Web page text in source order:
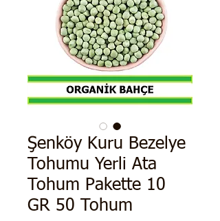
Şenköy Kuru Bezelye
Tohumu Yerli Ata
Tohum Pakette 10
GR 50 Tohum